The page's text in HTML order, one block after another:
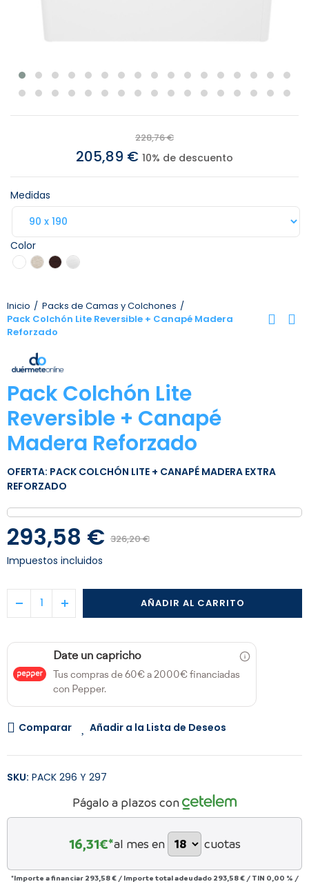
228,76 €
205,89 € 10% de descuento
Medidas
Color
Inicio
Packs de Camas y Colchones
Pack Colchón Lite Reversible + Canapé Madera
Reforzado
Pack Colchón Lite
Reversible + Canapé
Madera Reforzado
OFERTA: PACK COLCHÓN LITE + CANAPÉ MADERA EXTRA
REFORZADO
293,58 € 326,20 €
Impuestos incluidos
AÑADIR AL CARRITO
Date un capricho
Tus compras de 60€ a 2000€ financiadas
con Pepper.
Comparar Añadir a la Lista de Deseos
SKU: PACK 296 Y 297
Págalo a plazos con
16,31€*al mes en cuotas
*Importe a financiar 293,58 € / Importe total adeudado 293,58 €/ TIN 0,00 % /